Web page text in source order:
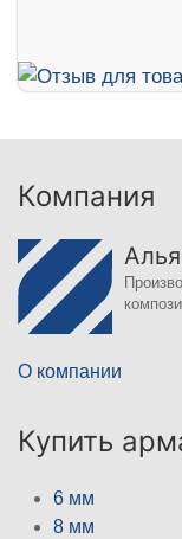
Компания
О компании
Купить
6 мм
8 мм